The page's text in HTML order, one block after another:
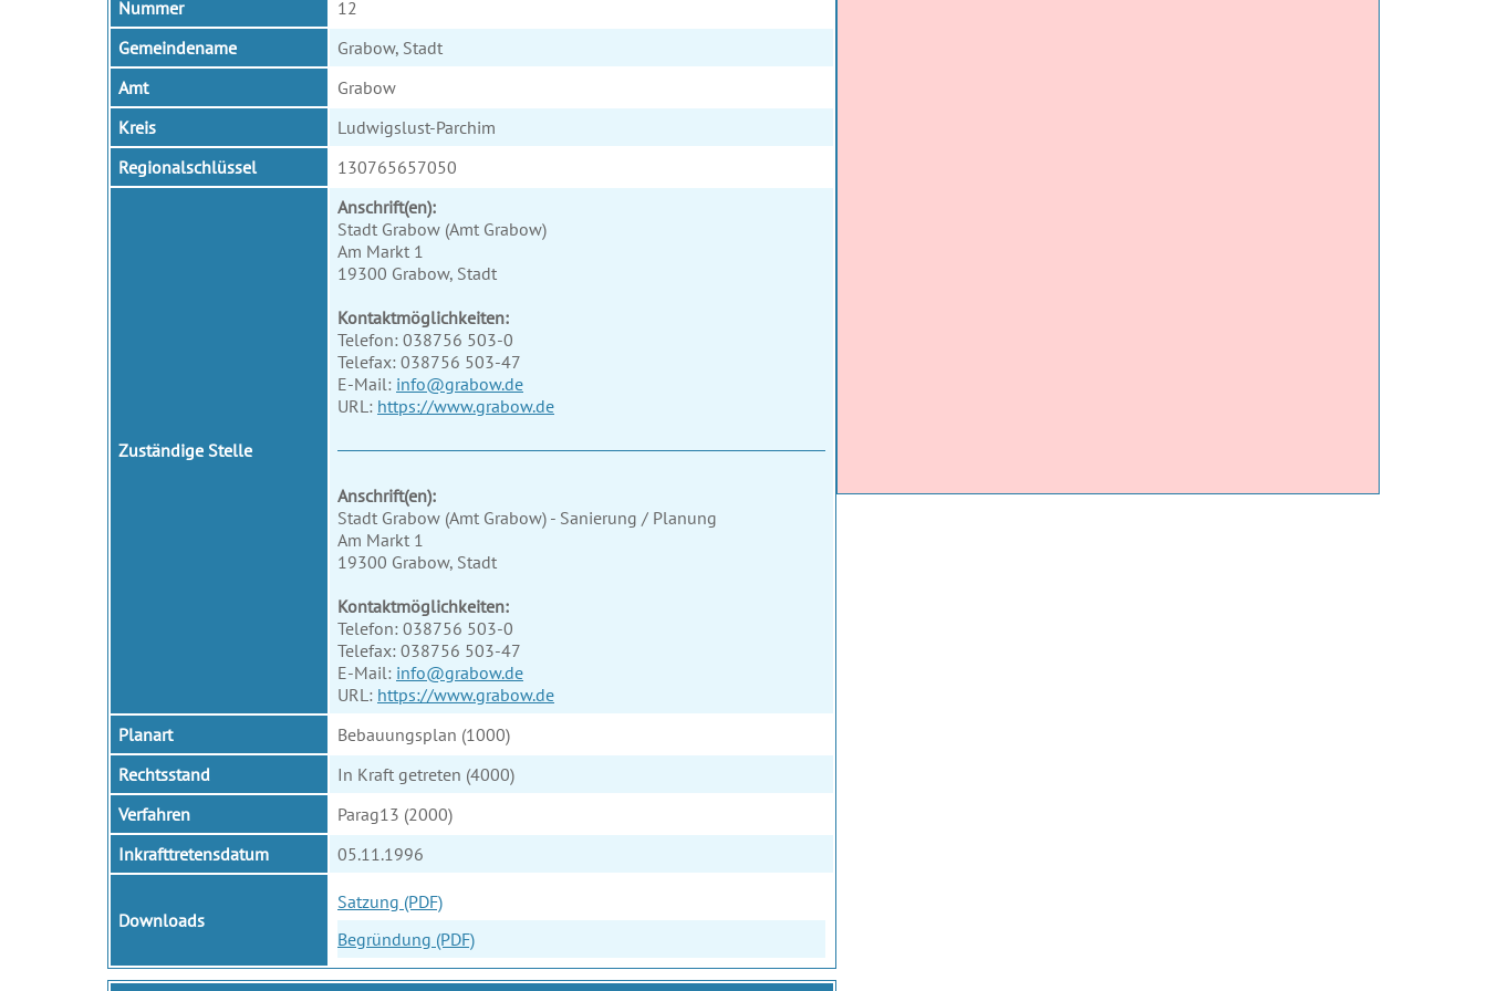
Nummer
12
Gemeindename
Grabow, Stadt
Amt
Grabow
Kreis
Ludwigslust-Parchim
Regionalschlüssel
130765657050
Zuständige Stelle
Anschrift(en):
Stadt Grabow (Amt Grabow)
Am Markt 1
19300 Grabow, Stadt
Kontaktmöglichkeiten:
Telefon: 038756 503-0
Telefax: 038756 503-47
E-Mail: info@grabow.de
URL: https://www.grabow.de
Anschrift(en):
Stadt Grabow (Amt Grabow) - Sanierung / Planung
Am Markt 1
19300 Grabow, Stadt
Kontaktmöglichkeiten:
Telefon: 038756 503-0
Telefax: 038756 503-47
E-Mail: info@grabow.de
URL: https://www.grabow.de
Planart
Bebauungsplan (1000)
Rechtsstand
In Kraft getreten (4000)
Verfahren
Parag13 (2000)
Inkrafttretensdatum
05.11.1996
Downloads
Satzung (PDF)
Begründung (PDF)